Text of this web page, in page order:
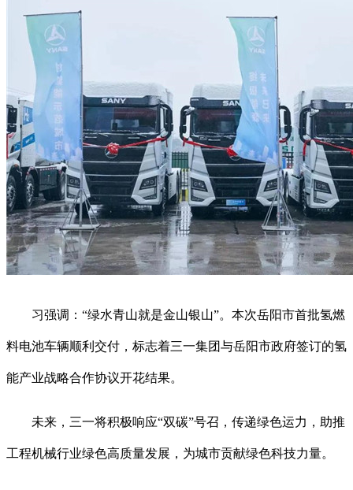
习强调：“绿水青山就是金山银山”。本次岳阳市首批氢燃
料电池车辆顺利交付，标志着三一集团与岳阳市政府签订的氢
能产业战略合作协议开花结果。
未来，三一将积极响应“双碳”号召，传递绿色运力，助推
工程机械行业绿色高质量发展，为城市贡献绿色科技力量。